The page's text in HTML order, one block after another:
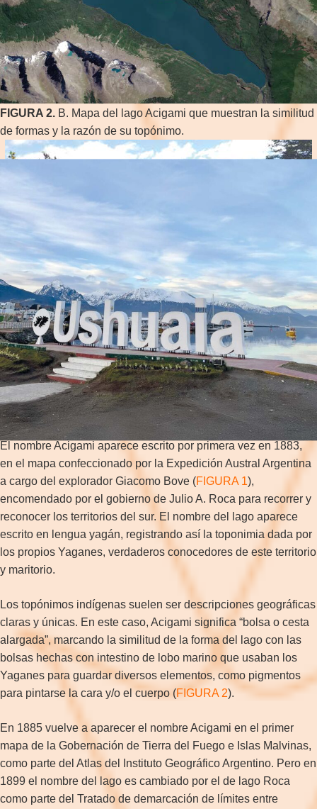
FIGURA 2. B. Mapa del lago Acigami que muestran la similitud
de formas y la razón de su topónimo.
FIGURA 3.Cartel con el nombre de lago Acigami en el
Parque Nacional de Tierra del Fuego. Foto: Ana Butto. Año:
2019.
El nombre Acigami aparece escrito por primera vez en 1883,
en el mapa confeccionado por la Expedición Austral Argentina
a cargo del explorador Giacomo Bove (FIGURA 1),
encomendado por el gobierno de Julio A. Roca para recorrer y
reconocer los territorios del sur. El nombre del lago aparece
escrito en lengua yagán, registrando así la toponimia dada por
los propios Yaganes, verdaderos conocedores de este territorio
y maritorio.
Los topónimos indígenas suelen ser descripciones geográficas
claras y únicas. En este caso, Acigami significa “bolsa o cesta
alargada”, marcando la similitud de la forma del lago con las
bolsas hechas con intestino de lobo marino que usaban los
Yaganes para guardar diversos elementos, como pigmentos
para pintarse la cara y/o el cuerpo (FIGURA 2).
En 1885 vuelve a aparecer el nombre Acigami en el primer
mapa de la Gobernación de Tierra del Fuego e Islas Malvinas,
como parte del Atlas del Instituto Geográfico Argentino. Pero en
1899 el nombre del lago es cambiado por el de lago Roca
como parte del Tratado de demarcación de límites entre